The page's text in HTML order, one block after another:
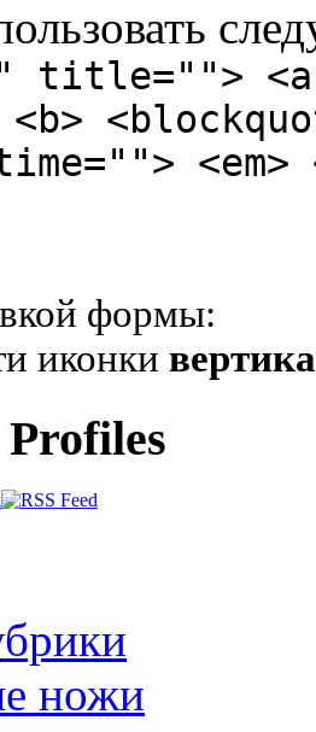
title="">
формы:
иконки
Profiles
ножи